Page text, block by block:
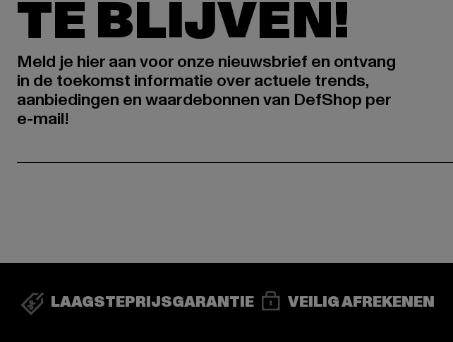
TE BLIJVEN!
Meld je hier aan voor onze nieuwsbrief en ontvang
in de toekomst informatie over actuele trends,
aanbiedingen en waardebonnen van DefShop per
e-mail!
LAAGSTEPRIJSGARANTIE VEILIG AFREKENEN